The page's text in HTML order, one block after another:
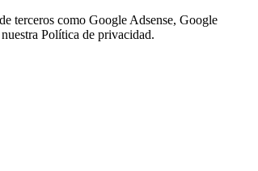
terceros como Google Adsense, Google
Política de privacidad.